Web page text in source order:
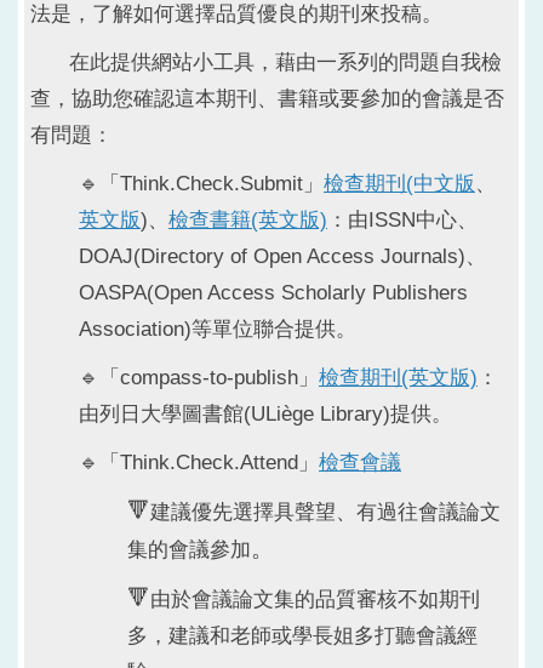
法是，了解如何選擇品質優良的期刊來投稿。
在此提供網站小工具，藉由一系列的問題自我檢
查，協助您確認這本期刊、書籍或要參加的會議是否
有問題：
🔹「Think.Check.Submit」 檢查期刊(中文版 、
英文版)、 檢查書籍(英文版) ：由ISSN中心、
DOAJ(Directory of Open Access Journals)、
OASPA(Open Access Scholarly Publishers
Association)等單位聯合提供。
🔹「compass-to-publish」 檢查期刊(英文版) ：
由列日大學圖書館(ULiège Library)提供。
🔹「Think.Check.Attend」 檢查會議
🔻建議優先選擇具聲望、有過往會議論文
集的會議參加。
🔻由於會議論文集的品質審核不如期刊
多，建議和老師或學長姐多打聽會議經